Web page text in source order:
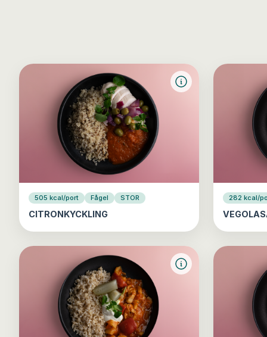
505 kcal/port Fågel STOR
CITRONKYCKLING
282 kcal/